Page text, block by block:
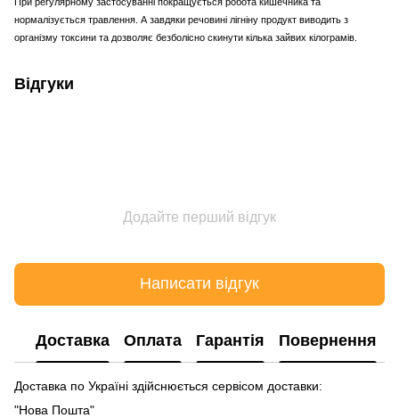
нормалізується травлення. А завдяки речовині лігніну продукт виводить з
організму токсини та дозволяє безболісно скинути кілька зайвих кілограмів.
Відгуки
Додайте перший відгук
Написати відгук
Доставка Оплата Гарантія Повернення
Доставка по Україні здійснюється сервісом доставки:
"Нова Пошта"